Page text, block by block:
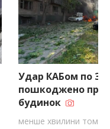
Удар КАБом по
пошкоджено
будинок
менше хвилини тому